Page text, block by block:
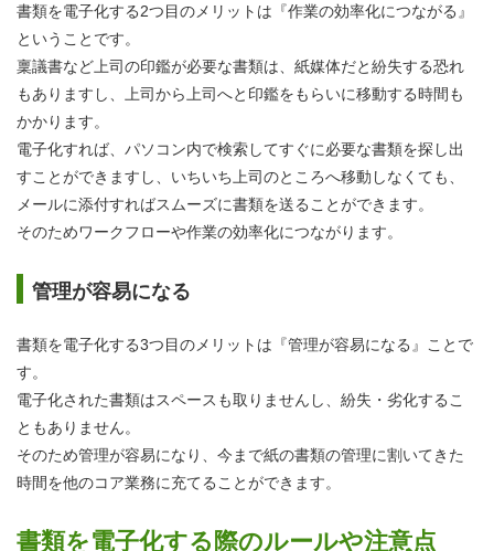
書類を電子化する2つ目のメリットは『作業の効率化につながる』
ということです。
稟議書など上司の印鑑が必要な書類は、紙媒体だと紛失する恐れ
もありますし、上司から上司へと印鑑をもらいに移動する時間も
かかります。
電子化すれば、パソコン内で検索してすぐに必要な書類を探し出
すことができますし、いちいち上司のところへ移動しなくても、
メールに添付すればスムーズに書類を送ることができます。
そのためワークフローや作業の効率化につながります。
管理が容易になる
書類を電子化する3つ目のメリットは『管理が容易になる』ことで
す。
電子化された書類はスペースも取りませんし、紛失・劣化するこ
ともありません。
そのため管理が容易になり、今まで紙の書類の管理に割いてきた
時間を他のコア業務に充てることができます。
書類を電子化する際のルールや注意点